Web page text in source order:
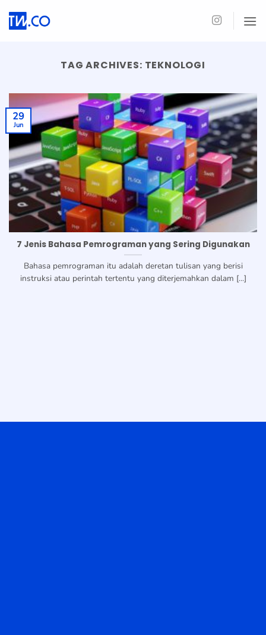
TAG ARCHIVES: TEKNOLOGI
7 Jenis Bahasa Pemrograman yang Sering Digunakan
Bahasa pemrograman itu adalah deretan tulisan yang berisi
instruksi atau perintah tertentu yang diterjemahkan dalam [...]
29
Jun